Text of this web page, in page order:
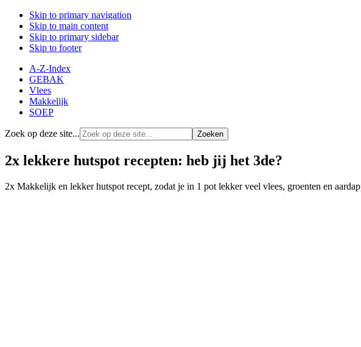
Skip to primary navigation
Skip to main content
Skip to primary sidebar
Skip to footer
A-Z-Index
GEBAK
Vlees
Makkelijk
SOEP
Zoek op deze site...
2x lekkere hutspot recepten: heb jij het 3de?
2x Makkelijk en lekker hutspot recept, zodat je in 1 pot lekker veel vlees, groenten en